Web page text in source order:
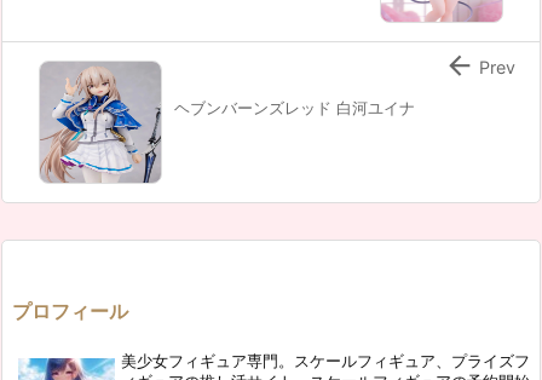
ヘブンバーンズレッド 白河ユイナ
 Prev
プロフィール
美少女フィギュア専門。スケールフィギュア、プライズフ